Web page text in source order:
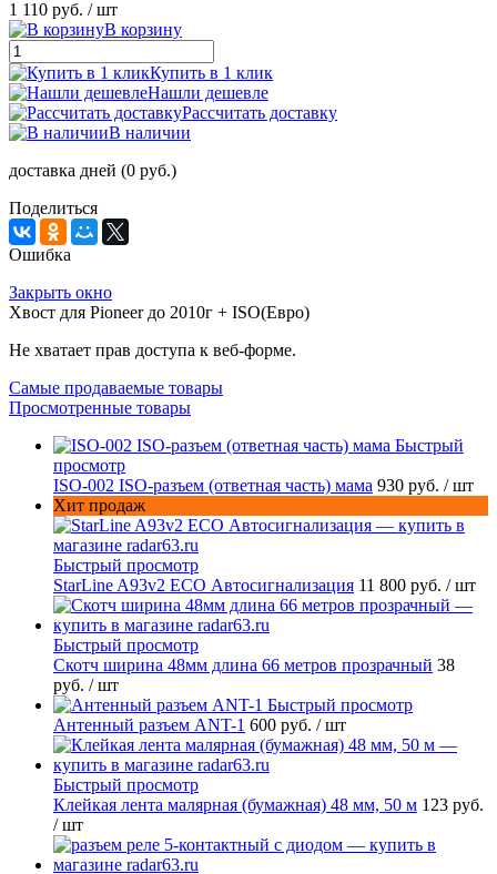
1 110 руб. / шт
В корзину
Купить в 1 клик
Нашли дешевле
Рассчитать доставку
В наличии
доставка дней (0 руб.)
Поделиться
Ошибка
Закрыть окно
Хвост для Pioneer до 2010г + ISO(Евро)
Не хватает прав доступа к веб-форме.
Самые продаваемые товары
Просмотренные товары
Быстрый
просмотр
ISO-002 ISO-разъем (ответная часть) мама 930 руб. / шт
Хит продаж
Быстрый просмотр
StarLine A93v2 ECO Автосигнализация 11 800 руб. / шт
Быстрый просмотр
Скотч ширина 48мм длина 66 метров прозрачный 38
руб. / шт
Быстрый просмотр
Антенный разъем ANT-1 600 руб. / шт
Быстрый просмотр
Клейкая лента малярная (бумажная) 48 мм, 50 м 123 руб.
/ шт